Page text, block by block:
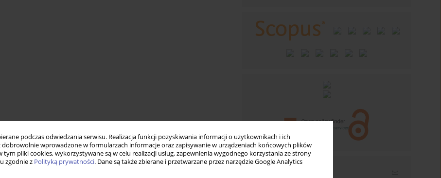
podczas odwiedzania serwisu. Realizacja funkcji pozyskiwania informacji o użytkownikach i ich
wprowadzone w formularzach informacje oraz zapisywanie w urządzeniach końcowych plików
tym pliki cookies, wykorzystywane są w celu realizacji usług, zapewnienia wygodnego korzystania ze strony
zgodnie z Polityką prywatności. Dane są także zbierane i przetwarzane przez narzędzie Google Analytics